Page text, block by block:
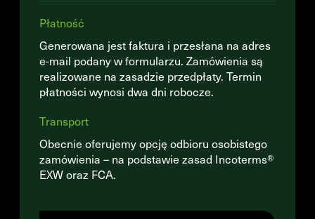
Płatność
Generowana jest faktura i przesłana na adres
e-mail podany w formularzu. Zamówienia są
realizowane na zasadzie przedpłaty. Termin
płatności wynosi dwa dni robocze.
Transport
Obecnie oferujemy opcję odbioru osobistego
zamówienia – na podstawie zasad Incoterms®
EXW oraz FCA.